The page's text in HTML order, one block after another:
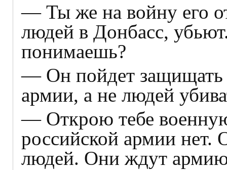
— Ты же на войну его
людей в Донбасс,
понимаешь?
— Он пойдет защищать
армии, а не людей
— Открою тебе
российской армии нет.
людей. Они ждут армию